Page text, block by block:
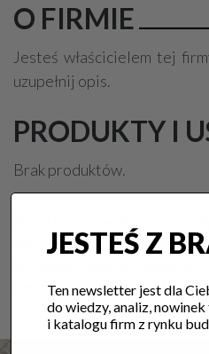
O FIRMIE
Jesteś właścicielem tej
uzupełnij opis.
PRODUKTY I
Brak produktów.
firma
sprzątanie biur, sprzątanie
remoncie, prace na wysokości,
JESTEŚ Z
Ten newsletter jest dla
do wiedzy, analiz,
i katalogu firm z rynku